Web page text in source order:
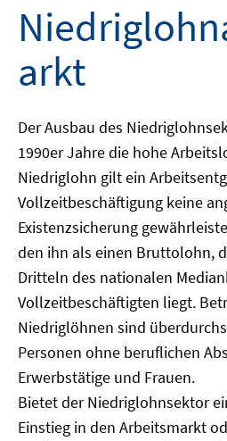
arkt
Der Ausbau des
1990er Jahre die hohe
Niedriglohn gilt ein
Vollzeitbeschäftigung keine
Existenzsicherung
den ihn als einen Bruttolohn,
Dritteln des nationalen
Vollzeitbeschäftigten liegt.
Niedriglöhnen sind
Personen ohne beruflichen
Erwerbstätige und Frauen.
Bietet der Niedriglohnsektor
Einstieg in den Arbeitsmarkt